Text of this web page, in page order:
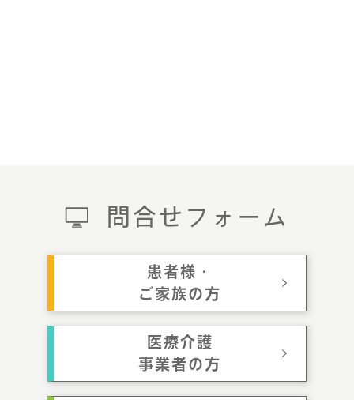
問合せフォーム
患者様・
ご家族の方
医療介護
事業者の方